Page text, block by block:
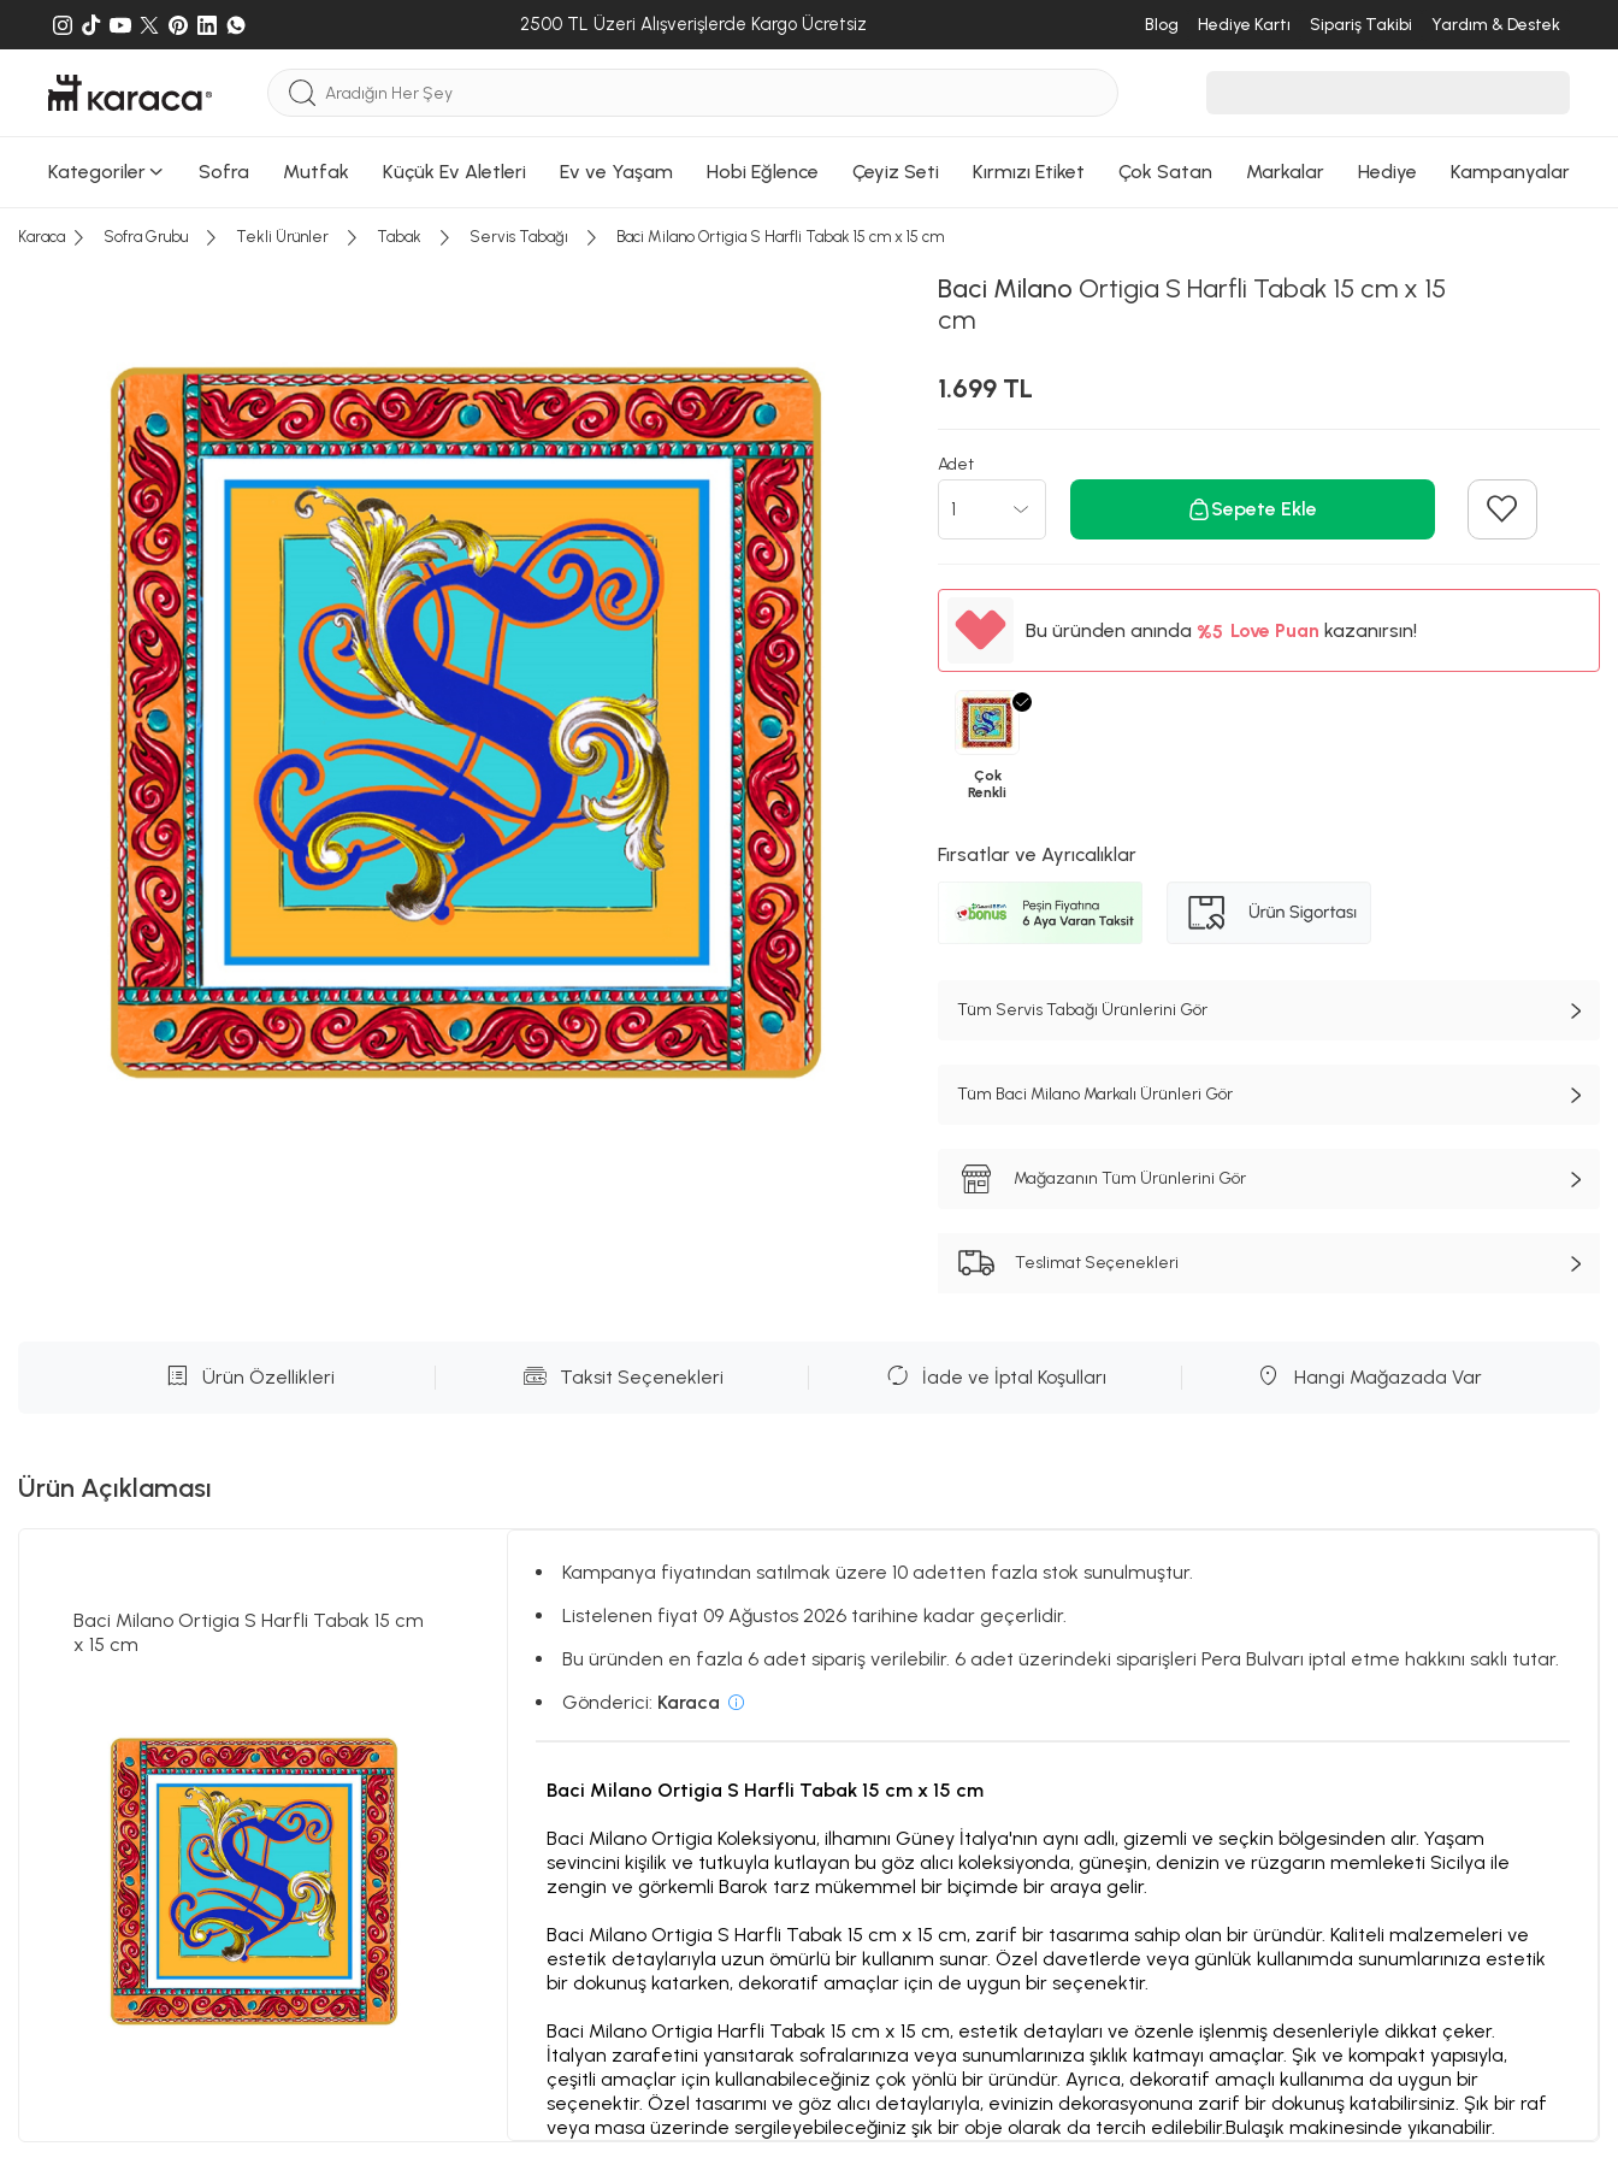
2500 TL Üzeri Alışverişlerde Kargo Ücretsiz Blog Hediye Kartı Sipariş Takibi Yardım & Destek
Kategoriler Sofra Mutfak Küçük Ev Aletleri Ev ve Yaşam Hobi Eğlence Çeyiz Seti Kırmızı Etiket Çok Satan Markalar Hediye Kampanyalar
Karaca Sofra Grubu Tekli Ürünler Tabak Servis Tabağı Baci Milano Ortigia S Harfli Tabak 15 cm x 15 cm
Baci Milano Ortigia S Harfli Tabak 15 cm x 15
cm
1.699 TL
Adet
Sepete Ekle
Bu üründen anında %5
%5
Love Puankazanırsın!
Çok
Renkli
Fırsatlar ve Ayrıcalıklar
Tüm Servis Tabağı Ürünlerini Gör
Tüm Baci Milano Markalı Ürünleri Gör
Mağazanın Tüm Ürünlerini Gör
Teslimat Seçenekleri
Ürün Özellikleri Taksit Seçenekleri İade ve İptal Koşulları Hangi Mağazada Var
Ürün Açıklaması
Baci Milano Ortigia S Harfli Tabak 15 cm
x 15 cm
Kampanya fiyatından satılmak üzere 10 adetten fazla stok sunulmuştur.
Listelenen fiyat 09 Ağustos 2026 tarihine kadar geçerlidir.
Bu üründen en fazla 6 adet sipariş verilebilir. 6 adet üzerindeki siparişleri Pera Bulvarı iptal etme hakkını saklı tutar.
Gönderici: Karaca
Baci Milano Ortigia S Harfli Tabak 15 cm x 15 cm
Baci Milano Ortigia Koleksiyonu, ilhamını Güney İtalya'nın aynı adlı, gizemli ve seçkin bölgesinden alır. Yaşam
sevincini kişilik ve tutkuyla kutlayan bu göz alıcı koleksiyonda, güneşin, denizin ve rüzgarın memleketi Sicilya ile
zengin ve görkemli Barok tarz mükemmel bir biçimde bir araya gelir.
Baci Milano Ortigia S Harfli Tabak 15 cm x 15 cm, zarif bir tasarıma sahip olan bir üründür. Kaliteli malzemeleri ve
estetik detaylarıyla uzun ömürlü bir kullanım sunar. Özel davetlerde veya günlük kullanımda sunumlarınıza estetik
bir dokunuş katarken, dekoratif amaçlar için de uygun bir seçenektir.
Baci Milano Ortigia Harfli Tabak 15 cm x 15 cm, estetik detayları ve özenle işlenmiş desenleriyle dikkat çeker.
İtalyan zarafetini yansıtarak sofralarınıza veya sunumlarınıza şıklık katmayı amaçlar. Şık ve kompakt yapısıyla,
çeşitli amaçlar için kullanabileceğiniz çok yönlü bir üründür. Ayrıca, dekoratif amaçlı kullanıma da uygun bir
seçenektir. Özel tasarımı ve göz alıcı detaylarıyla, evinizin dekorasyonuna zarif bir dokunuş katabilirsiniz. Şık bir raf
veya masa üzerinde sergileyebileceğiniz şık bir obje olarak da tercih edilebilir.Bulaşık makinesinde yıkanabilir.